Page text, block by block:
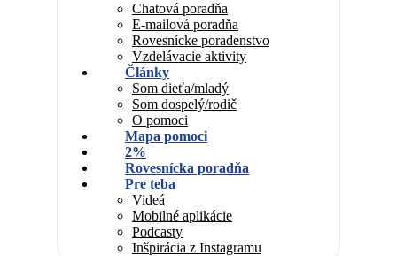
Chatová poradňa
E-mailová poradňa
Rovesnícke poradenstvo
Vzdelávacie aktivity
Články
Som dieťa/mladý
Som dospelý/rodič
O pomoci
Mapa pomoci
2%
Rovesnícka poradňa
Pre teba
Videá
Mobilné aplikácie
Podcasty
Inšpirácia z Instagramu